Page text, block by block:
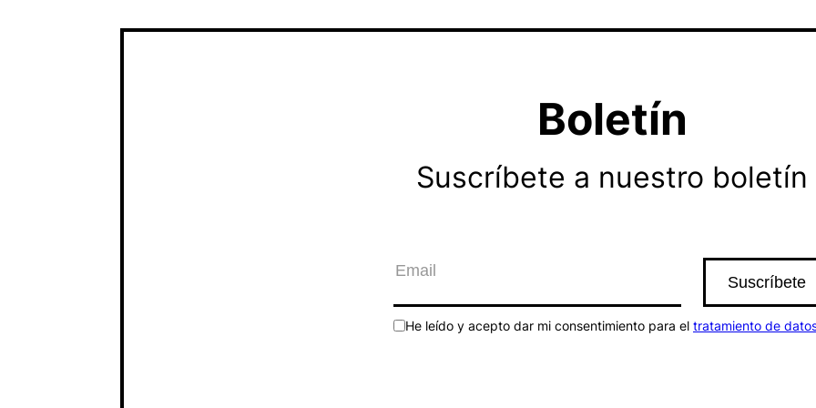
Boletín
Suscríbete a nuestro boletín
He leído y acepto dar mi consentimiento para el tratamiento de